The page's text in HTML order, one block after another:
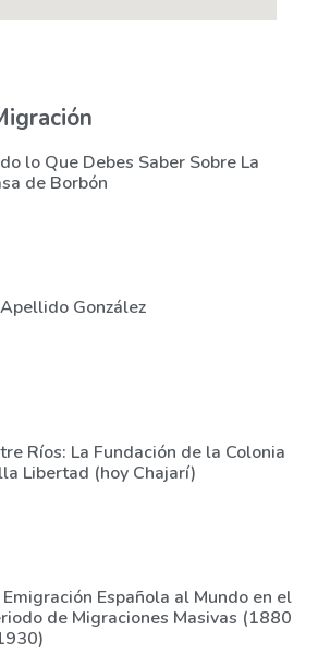
lo Que Debes Saber Sobre La
de Borbón
González
Ríos: La Fundación de la Colonia
Libertad (hoy Chajarí)
Emigración Española al Mundo en el
de Migraciones Masivas (1880